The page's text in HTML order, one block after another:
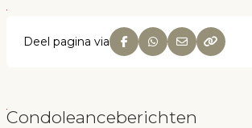
Deel pagina via
Condoleanceberichten